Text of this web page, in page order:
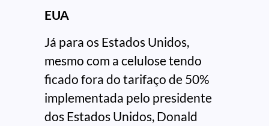
EUA
Já para os Estados Unidos,
mesmo com a celulose tendo
ficado fora do tarifaço de 50%
implementada pelo presidente
dos Estados Unidos, Donald